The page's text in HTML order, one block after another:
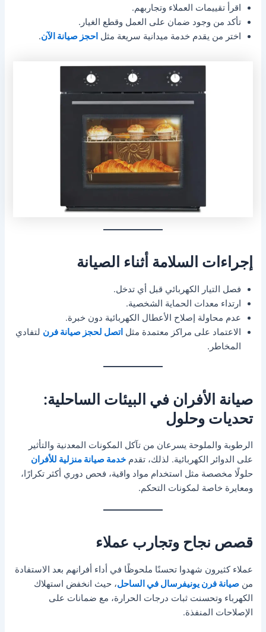
اقرأ تقييمات العملاء وتجاربهم.
تأكد من وجود ضمان على العمل وقطع الغيار.
اختر من يقدم خدمة ميدانية سريعة مثل احجز صيانة الآن.
إجراءات السلامة أثناء الصيانة
فصل التيار الكهربائي قبل أي تدخل.
ارتداء معدات الحماية الشخصية.
عدم محاولة إصلاح الأعطال الكهربائية دون خبرة.
الاعتماد على مراكز معتمدة مثل اتصل لحجز صيانة فرن لتفادي
المخاطر.
صيانة الأفران في البيئات الساحلية:
تحديات وحلول
الرطوبة والملوحة يسرعان من تآكل المكونات المعدنية والتأثير
على الدوائر الكهربائية. لذلك، تقدمخدمة صيانة منزلية للأفران
حلولًا مخصصة مثل استخدام مواد واقية، فحص دوري أكثر تكرارًا،
ومعايرة خاصة لمكونات التحكم.
قصص نجاح وتجارب عملاء
عملاء كثيرون شهدوا تحسنًا ملحوظًا في أداء أفرانهم بعد الاستفادة
منصيانة فرن يونيفرسال في الساحل، حيث انخفض استهلاك
الكهرباء وتحسنت ثبات درجات الحرارة، مع ضمانات على
الإصلاحات المنفذة.